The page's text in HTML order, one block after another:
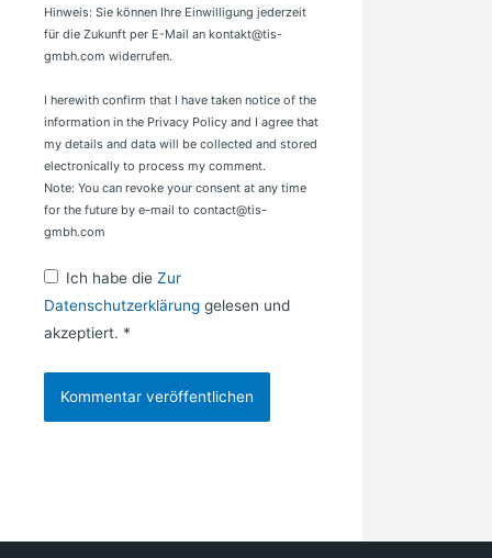
Hinweis: Sie können Ihre Einwilligung jederzeit
für die Zukunft per E-Mail an kontakt@tis-
gmbh.com widerrufen.
I herewith confirm that I have taken notice of the
information in the Privacy Policy and I agree that
my details and data will be collected and stored
electronically to process my comment.
Note: You can revoke your consent at any time
for the future by e-mail to contact@tis-
gmbh.com
Ich habe die Zur
Datenschutzerklärung gelesen und
akzeptiert. *